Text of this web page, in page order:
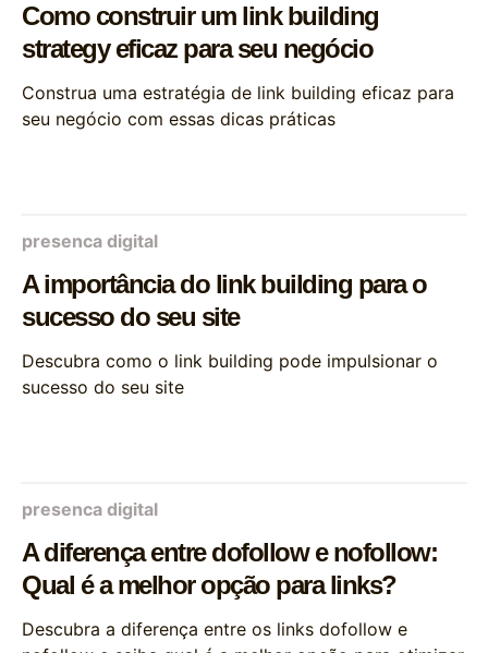
Como construir um link building
strategy eficaz para seu negócio
Construa uma estratégia de link building eficaz para
seu negócio com essas dicas práticas
presenca digital
A importância do link building para o
sucesso do seu site
Descubra como o link building pode impulsionar o
sucesso do seu site
presenca digital
A diferença entre dofollow e nofollow:
Qual é a melhor opção para links?
Descubra a diferença entre os links dofollow e